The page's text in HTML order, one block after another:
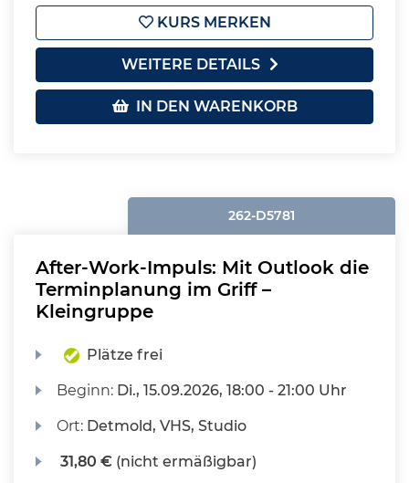
KURS MERKEN
WEITERE DETAILS
IN DEN WARENKORB
262-D5781
After-Work-Impuls: Mit Outlook die
Terminplanung im Griff –
Kleingruppe
Plätze frei
Beginn: Di., 15.09.2026, 18:00 - 21:00 Uhr
Ort: Detmold, VHS, Studio
31,80 € (nicht ermäßigbar)